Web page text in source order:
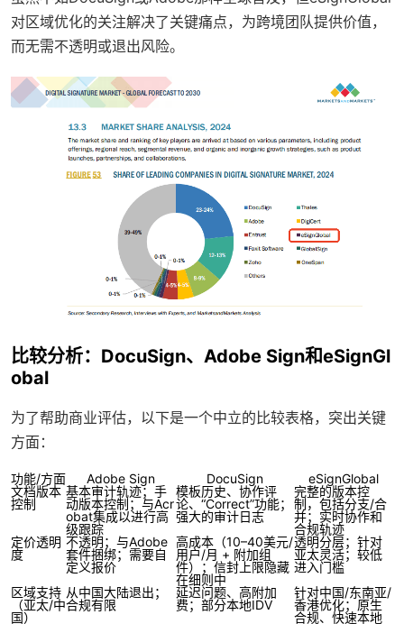
对区域优化的关注解决了关键痛点，为跨境团队提供价值，
而无需不透明或退出风险。
比较分析：DocuSign、Adobe Sign和eSignGl
obal
为了帮助商业评估，以下是一个中立的比较表格，突出关键
方面：
功能/方面 Adobe Sign DocuSign
eSignGlobal
文档版本
控制
基本审计轨迹；手
动版本控制；与Acr
obat集成以进行高
级跟踪
模板历史、协作评
论、“Correct”功能；
强大的审计日志
完整的版本控
制，包括分支/合
并；实时协作和
合规轨迹
定价透明
度
不透明；与Adobe
套件捆绑；需要自
定义报价
高成本（10–40美元/
用户/月 + 附加组
件）；信封上限隐藏
在细则中
透明分层；针对
亚太灵活；较低
进入门槛
区域支持
（亚太/中
国）
从中国大陆退出；
合规有限
延迟问题、高附加
费；部分本地IDV
针对中国/东南亚/
香港优化；原生
合规、快速本地